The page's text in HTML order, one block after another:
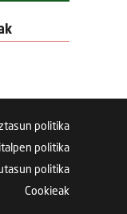
politika
politika
politika
Cookieak